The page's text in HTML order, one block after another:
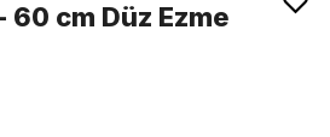
60 cm Düz Ezme